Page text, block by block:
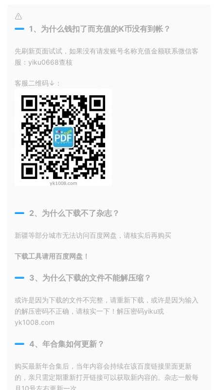
1、为什么钱扣了而充值的K币没有到帐？
先刷新页面试试，如果没有请发账号名称充值金额联系微信客
服：yiku0668查核
客服二维码↓：
2、为什么下载不了杂志？
新疆等部分城市无法访问百度网盘，请核实后再购买
下载工具请用百度网盘！
3、为什么下载的文件不能解压缩？
或许是因为下载的文件不完整，请重新下载，或许是因为输入
的解压密码不正确，请核实一下！解压密码yiku或
yk1008.com
4、年合集如何更新？
购买最新年合集后，当年内容会持续在该百度链接里面更新
的，亲只需定期重新打开链接可以获取新内容的。杂志一般每
月10号左右更新一次